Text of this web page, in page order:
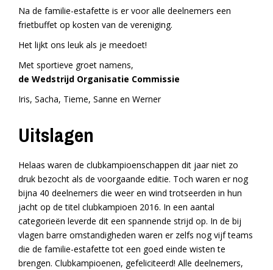
Na de familie-estafette is er voor alle deelnemers een
frietbuffet op kosten van de vereniging.
Het lijkt ons leuk als je meedoet!
Met sportieve groet namens,
de Wedstrijd Organisatie Commissie
Iris, Sacha, Tieme, Sanne en Werner
Uitslagen
Helaas waren de clubkampioenschappen dit jaar niet zo
druk bezocht als de voorgaande editie. Toch waren er nog
bijna 40 deelnemers die weer en wind trotseerden in hun
jacht op de titel clubkampioen 2016. In een aantal
categorieën leverde dit een spannende strijd op. In de bij
vlagen barre omstandigheden waren er zelfs nog vijf teams
die de familie-estafette tot een goed einde wisten te
brengen. Clubkampioenen, gefeliciteerd! Alle deelnemers,